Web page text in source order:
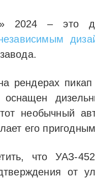
2024 – это
рендерах
необычный
его
что УАЗ-
от